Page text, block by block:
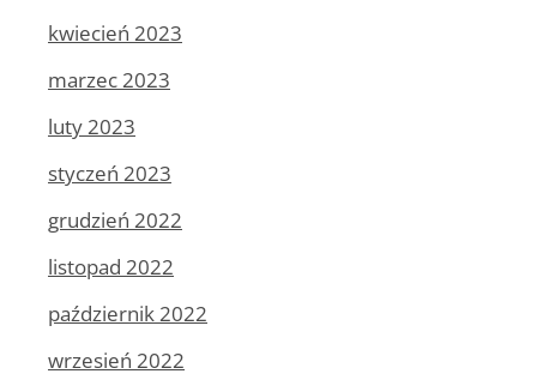
kwiecień 2023
marzec 2023
luty 2023
styczeń 2023
grudzień 2022
listopad 2022
październik 2022
wrzesień 2022